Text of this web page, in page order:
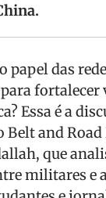
papel das
Essa é a
Belt and
que
militares e